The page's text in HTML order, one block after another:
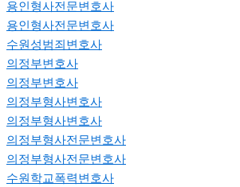
용인형사전문변호사
용인형사전문변호사
수원성범죄변호사
의정부변호사
의정부변호사
의정부형사변호사
의정부형사변호사
의정부형사전문변호사
의정부형사전문변호사
수원학교폭력변호사